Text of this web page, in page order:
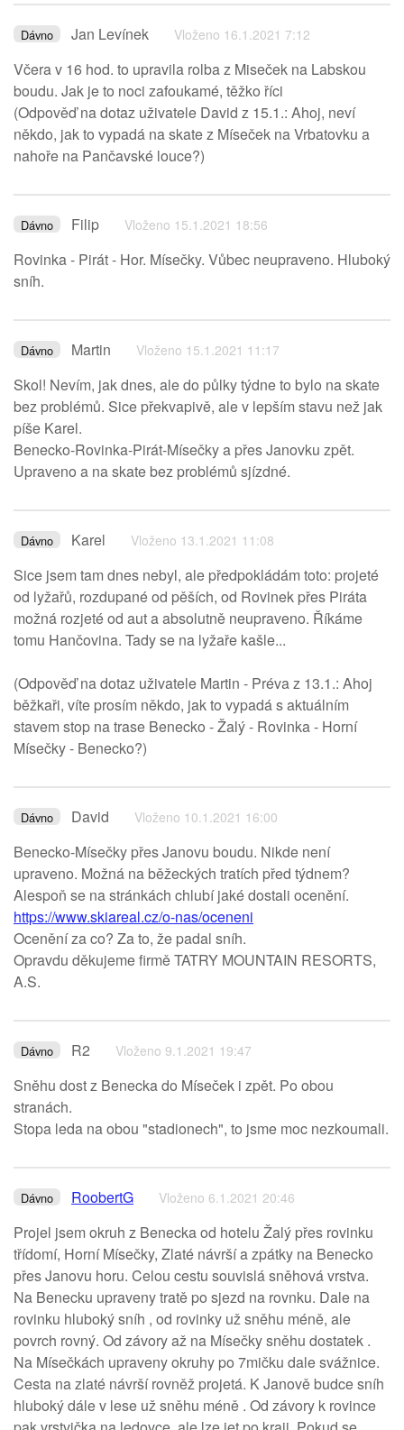
Dávno Jan Levínek Vloženo 16.1.2021 7:12
Včera v 16 hod. to upravila rolba z Miseček na Labskou
boudu. Jak je to noci zafoukamé, těžko říci
(Odpověď na dotaz uživatele David z 15.1.: Ahoj, neví
někdo, jak to vypadá na skate z Míseček na Vrbatovku a
nahoře na Pančavské louce?)
Dávno Filip Vloženo 15.1.2021 18:56
Rovinka - Pirát - Hor. Mísečky. Vůbec neupraveno. Hluboký
sníh.
Dávno Martin Vloženo 15.1.2021 11:17
Skol! Nevím, jak dnes, ale do půlky týdne to bylo na skate
bez problémů. Sice překvapivě, ale v lepším stavu než jak
píše Karel.
Benecko-Rovinka-Pirát-Mísečky a přes Janovku zpět.
Upraveno a na skate bez problémů sjízdné.
Dávno Karel Vloženo 13.1.2021 11:08
Sice jsem tam dnes nebyl, ale předpokládám toto: projeté
od lyžařů, rozdupané od pěších, od Rovinek přes Piráta
možná rozjeté od aut a absolutně neupraveno. Říkáme
tomu Hančovina. Tady se na lyžaře kašle...
(Odpověď na dotaz uživatele Martin - Préva z 13.1.: Ahoj
běžkaři, víte prosím někdo, jak to vypadá s aktuálním
stavem stop na trase Benecko - Žalý - Rovinka - Horní
Mísečky - Benecko?)
Dávno David Vloženo 10.1.2021 16:00
Benecko-Mísečky přes Janovu boudu. Nikde není
upraveno. Možná na běžeckých tratích před týdnem?
Alespoň se na stránkách chlubí jaké dostali ocenění.
https://www.skiareal.cz/o-nas/oceneni
Ocenění za co? Za to, že padal sníh.
Opravdu děkujeme firmě TATRY MOUNTAIN RESORTS,
A.S.
Dávno R2 Vloženo 9.1.2021 19:47
Sněhu dost z Benecka do Míseček i zpět. Po obou
stranách.
Stopa leda na obou "stadionech", to jsme moc nezkoumali.
Dávno RoobertG Vloženo 6.1.2021 20:46
Projel jsem okruh z Benecka od hotelu Žalý přes rovinku
třídomí, Horní Mísečky, Zlaté návrší a zpátky na Benecko
přes Janovu horu. Celou cestu souvislá sněhová vrstva.
Na Benecku upraveny tratě po sjezd na rovnku. Dale na
rovinku hluboký sníh , od rovinky už sněhu méně, ale
povrch rovný. Od závory až na Mísečky sněhu dostatek .
Na Mísečkách upraveny okruhy po 7mičku dale svážnice.
Cesta na zlaté návrší rovněž projetá. K Janově budce sníh
hluboký dále v lese už sněhu méně . Od závory k rovince